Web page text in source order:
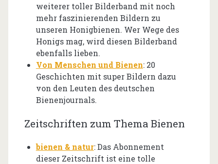
weiterer toller Bilderband mit noch
mehr faszinierenden Bildern zu
unseren Honigbienen. Wer Wege des
Honigs mag, wird diesen Bilderband
ebenfalls lieben.
Von Menschen und Bienen: 20
Geschichten mit super Bildern dazu
von den Leuten des deutschen
Bienenjournals.
Zeitschriften zum Thema Bienen
bienen & natur: Das Abonnement
dieser Zeitschrift ist eine tolle